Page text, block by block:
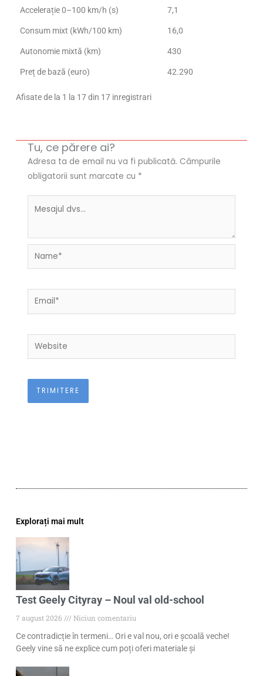
Accelerație 0–100 km/h (s) 7,1
Consum mixt (kWh/100 km) 16,0
Autonomie mixtă (km) 430
Preț de bază (euro) 42.290
Afisate de la 1 la 17 din 17 inregistrari
Tu, ce părere ai?
Adresa ta de email nu va fi publicată. Câmpurile
obligatorii sunt marcate cu *
Name*
Email*
Website
Explorați mai mult
Test Geely Cityray – Noul val old-school
7 august 2026
Niciun comentariu
Ce contradicție în termeni… Ori e val nou, ori e școală veche!
Geely vine să ne explice cum poți oferi materiale și